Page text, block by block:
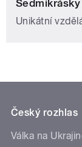
Unikátní
Český rozhlas
Válka na